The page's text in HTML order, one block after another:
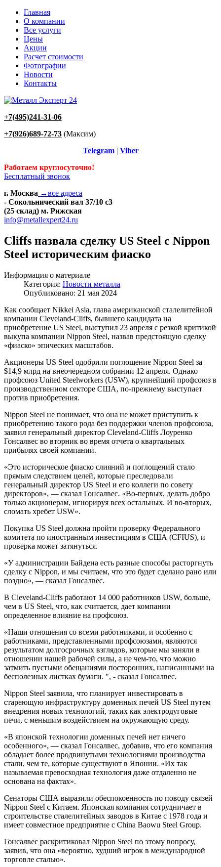
Главная
О компании
Все услуги
Цены
Акции
Расчет стоимости
Фотографии
Новости
Контакты
+7(495)241-31-06
+7(926)689-72-73 (Максим)
Telegram| Viber
Работаем круглосуточно!
Бесплатный звонок
г. Москва →все адреса
- Сокольнический вал 37/10 с3
(25 склад) м. Рижская
info@metallexpert24.ru
Cliffs назвала сделку US Steel с Nippon
Steel историческим фиаско
Информация о материале
Категория: Новости металла
Опубликовано: 21 мая 2024
Как сообщает Nikkei Asia, глава американской сталелитейной
компании Cleveland-Cliffs, бывшего кандидата на
приобретение US Steel, выступил 23 апреля с резкой критикой
выкупа компании Nippon Steel, назвав предстоящую сделку
«фиаско» эпических масштабов.
Акционеры US Steel одобрили поглощение Nippon Steel за
$14,9 млрд на внеочередном собрании 12 апреля. Однако
профсоюз United Steelworkers (USW), крупнейший профсоюз в
производственном секторе США, по-прежнему выступает
против приобретения.
Nippon Steel не понимает, что она не может приступить к
приобретению такого рода без поддержки членов профсоюза,
заявил генеральный директор Cleveland-Cliffs Лоуренко
Гонсалвес во вторник во время отчета о квартальных
прибылях своей компании.
«Это историческое фиаско слияний и поглощений стало
прямым следствием целей, которые преследовали
генеральный директор US Steel и его коллеги по совету
директоров», — сказал Гонсалвес. «Во-первых, делать добро
только акционерам, игнорируя всех остальных. И во-вторых,
сломать хребет USW».
Покупка US Steel должна пройти проверку Федерального
комитета по иностранным инвестициям в США (CFIUS), и
проверка может затянуться.
«У администрации Байдена есть разные способы расторгнуть
сделку с Nippon, и мы считаем, что это будет сделано рано или
поздно», — сказал Гонсалвес.
В Cleveland-Cliffs работают 14 000 работников USW, больше,
чем в US Steel, что, как считается, дает компании
определенное влияние на профсоюз.
«Наши отношения со всеми работниками, и особенно с
работниками, представленными профсоюзами, являются
результатом долгосрочных взглядов, которые мы заняли в
отношении нашей рабочей силы, а не чем-то, что можно
затмить пустыми обещаниями посторонних, написанными на
бесполезных листках бумаги. ", - сказал Гонсалвес.
Nippon Steel заявила, что планирует инвестировать в
стареющую инфраструктуру доменных печей US Steel путем
внедрения новых технологий, таких как электродуговые
печи, с меньшим воздействием на окружающую среду.
«В японской технологии доменных печей нет ничего
особенного», — сказал Гонсалвес, добавив, что его компания
обладает более продвинутыми технологиями производства
стали, чем те, которые существуют в Японии. «Их так
называемая превосходная технология даже отдаленно не
основана на фактах».
Сенаторы США выразили обеспокоенность по поводу связей
Nippon Steel с Китаем. Японская компания сотрудничает в
строительстве сталелитейных заводов в Китае с 1978 года и
имеет совместное предприятие с China Baowu Steel Group.
Гонсалвес раскритиковал Nippon Steel по этому вопросу,
заявив, что она «вероятно, худший игрок в международной
торговле сталью».